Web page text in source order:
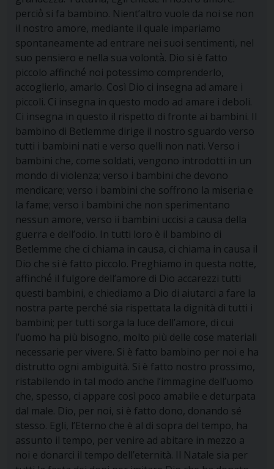
perciò̀ si fa bambino. Nient’altro vuole da noi se non
il nostro amore, mediante il quale impariamo
spontaneamente ad entrare nei suoi sentimenti, nel
suo pensiero e nella sua volontà̀. Dio si è fatto
piccolo affinché́ noi potessimo comprenderlo,
accoglierlo, amarlo. Così Dio ci insegna ad amare i
piccoli. Ci insegna in questo modo ad amare i deboli.
Ci insegna in questo il rispetto di fronte ai bambini. Il
bambino di Betlemme dirige il nostro sguardo verso
tutti i bambini nati e verso quelli non nati. Verso i
bambini che, come soldati, vengono introdotti in un
mondo di violenza; verso i bambini che devono
mendicare; verso i bambini che soffrono la miseria e
la fame; verso i bambini che non sperimentano
nessun amore, verso ii bambini uccisi a causa della
guerra e dell’odio. In tutti loro è il bambino di
Betlemme che ci chiama in causa, ci chiama in causa il
Dio che si è fatto piccolo. Preghiamo in questa notte,
affinché́ il fulgore dell’amore di Dio accarezzi tutti
questi bambini, e chiediamo a Dio di aiutarci a fare la
nostra parte perché sia rispettata la dignità di tutti i
bambini; per tutti sorga la luce dell’amore, di cui
l’uomo ha più bisogno, molto più delle cose materiali
necessarie per vivere. Si è fatto bambino per noi e ha
distrutto ogni ambiguità. Si è fatto nostro prossimo,
ristabilendo in tal modo anche l’immagine dell’uomo
che, spesso, ci appare così poco amabile e deturpata
dal male. Dio, per noi, si è fatto dono, donando sé
stesso. Egli, l’Eterno che è al di sopra del tempo, ha
assunto il tempo, per venire ad abitare in mezzo a
noi e donarci il tempo dell’eternità. Il Natale sia per